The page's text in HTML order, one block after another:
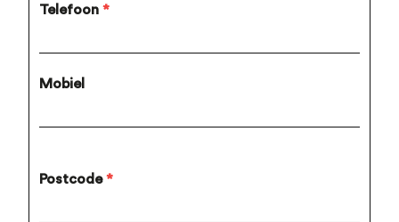
Telefoon *
Mobiel
Postcode *